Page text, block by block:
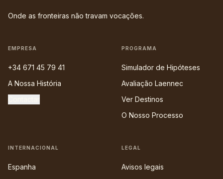
Onde as fronteiras não travam vocações.
EMPRESA
+34 671 45 79 41
A Nossa História
PROGRAMA
Simulador de Hipóteses
Avaliação Laennec
Ver Destinos
O Nosso Processo
INTERNACIONAL
Espanha
LEGAL
Avisos legais